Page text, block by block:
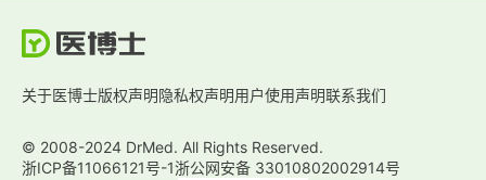
关于医博士版权声明隐私权声明用户使用声明联系我们
© 2008-2024 DrMed. All Rights Reserved.
浙ICP备11066121号-1浙公网安备 33010802002914号